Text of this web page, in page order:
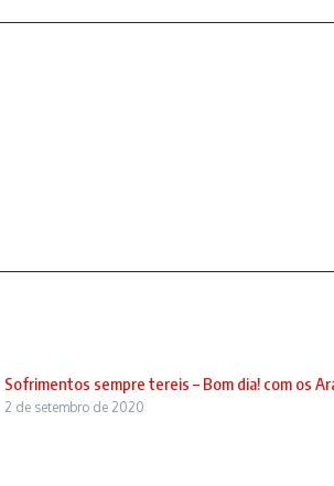
Sofrimentos sempre tereis – Bom dia! com os
2 de setembro de 2020